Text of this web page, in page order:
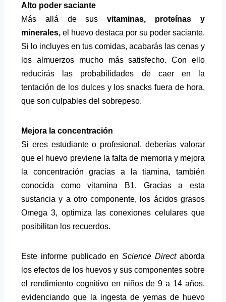
Alto poder saciante
Más allá de sus vitaminas, proteínas y
minerales, el huevo destaca por su poder saciante.
Si lo incluyes en tus comidas, acabarás las cenas y
los almuerzos mucho más satisfecho. Con ello
reducirás las probabilidades de caer en la
tentación de los dulces y los snacks fuera de hora,
que son culpables del sobrepeso.
Mejora la concentración
Si eres estudiante o profesional, deberías valorar
que el huevo previene la falta de memoria y mejora
la concentración gracias a la tiamina, también
conocida comovitamina B1. Gracias a esta
sustancia y a otro componente, los ácidos grasos
Omega 3, optimiza las conexiones celulares que
posibilitan los recuerdos.
Este informe publicado enScience Directaborda
los efectos de los huevos y sus componentes sobre
el rendimiento cognitivo en niños de 9 a 14 años,
evidenciando que la ingesta de yemas de huevo